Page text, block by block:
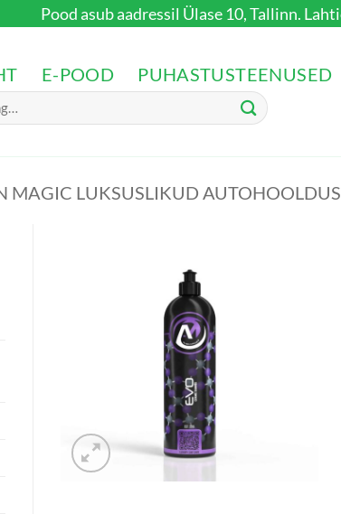
Pood asub aadressil Ülase 10, Tallinn.
E-POOD PUHASTUSTEENUSED
MAGIC LUKSUSLIKUD